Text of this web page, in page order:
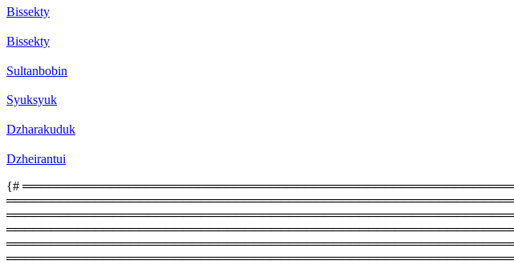
Bissekty
Bissekty
Sultanbobin
Syuksyuk
Dzharakuduk
Dzheirantui
{#